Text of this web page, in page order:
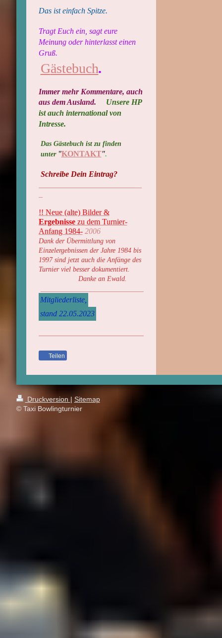
Das ist einfach Spitze.
Tragt Euch ein, sagt eure
Meinung oder hinterlasst einen
Gruß.
Gästebuch.
Immer mehr Kommentare, auch
aus dem Ausland​. Unsere HP
ist auch international von
Intresse.
Das Gästebuch ist zu finden
unter "KONTAKT".
Schreibe Dein Eintrag?
!! Neue (alte) Bilder &
Ergebnissezu dem Turnier-
Anfang 1984-2006
Dank der Übermittlung von
Einzelergebnissen der Jahre 1984 bis
1997 sind jetzt auch dieAnfänge des
Turnier viel besser dokumentiert.
Danke an Ewald.
Mitgliederliste,
stand 22.05.2023
Teilen
Druckversion| Sitemap
© Taxi Bowlingturnier